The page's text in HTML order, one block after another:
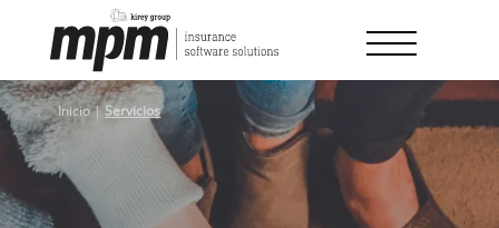
content
Inicio|Servicios